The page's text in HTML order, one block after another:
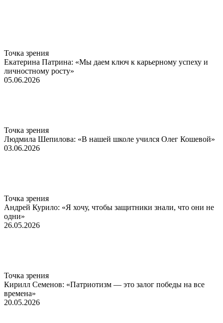
Точка зрения
Екатерина Патрина: «Мы даем ключ к карьерному успеху и
личностному росту»
05.06.2026
Точка зрения
Людмила Шепилова: «В нашей школе учился Олег Кошевой»
03.06.2026
Точка зрения
Андрей Курило: «Я хочу, чтобы защитники знали, что они не
одни»
26.05.2026
Точка зрения
Кирилл Семенов: «Патриотизм — это залог победы на все
времена»
20.05.2026